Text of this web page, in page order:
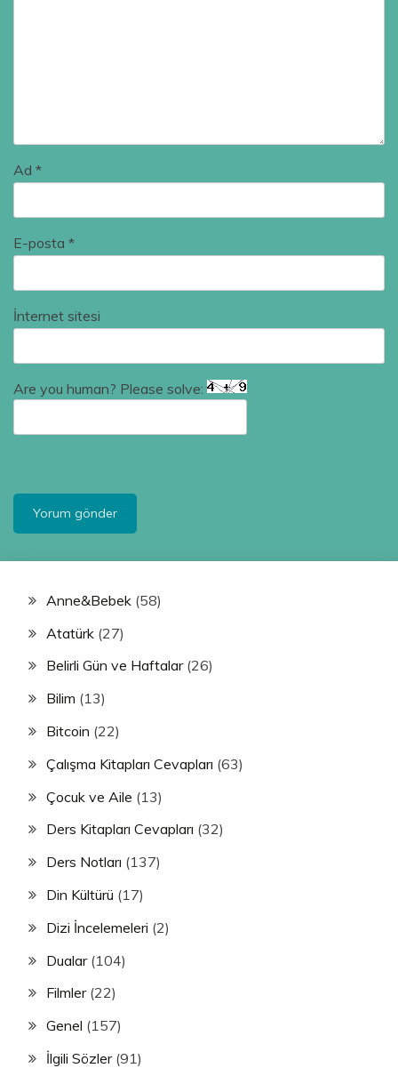
Ad *
E-posta *
İnternet sitesi
Are you human? Please solve:
Anne&Bebek (58)
Atatürk (27)
Belirli Gün ve Haftalar(26)
Bilim (13)
Bitcoin (22)
Çalışma Kitapları Cevapları (63)
Çocuk ve Aile (13)
Ders Kitapları Cevapları (32)
Ders Notları (137)
Din Kültürü (17)
Dizi İncelemeleri (2)
Dualar(104)
Filmler(22)
Genel (157)
İlgili Sözler(91)